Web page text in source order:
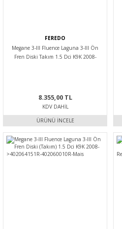
FEREDO
Megane 3-III Fluence Laguna 3-III Ön
Fren Diski Takım 1.5 Dci K9K 2008-
8.355,00 TL
KDV DAHIL
ÜRÜNÜ İNCELE